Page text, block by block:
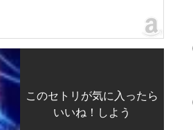
このセトリが気に入ったら
いいね！しよう